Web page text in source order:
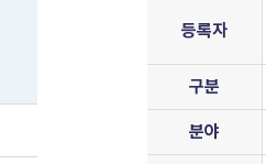
등록자
구분
분야